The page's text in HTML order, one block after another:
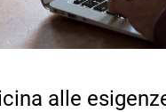
alle